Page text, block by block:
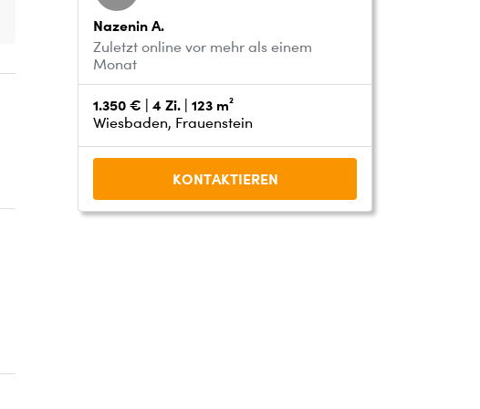
Nazenin A.
Zuletzt online vor mehr als einem
Monat
1.350 € | 4 Zi. | 123 m²
Wiesbaden, Frauenstein
KONTAKTIEREN